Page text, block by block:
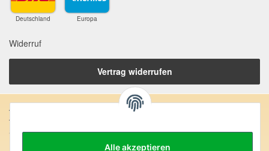
Alle akzeptieren
Deutschland Europa
Widerruf
Vertrag widerrufen
Anschrift:
SteinZeitOase